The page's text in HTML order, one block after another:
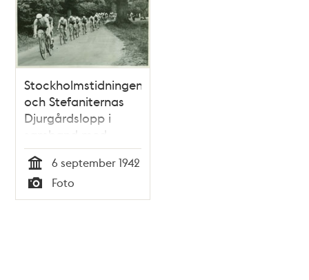
Stockholmstidningens
och Stefaniternas
Djurgårdslopp i
samband med
Barnens Dag
Tid
6 september 1942
Typ
Foto